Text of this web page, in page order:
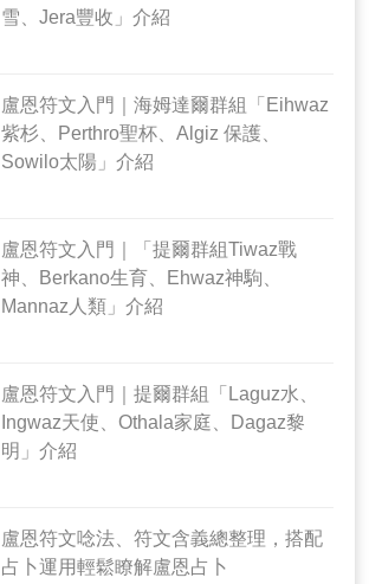
雪、Jera豐收」介紹
盧恩符文入門｜海姆達爾群組「Eihwaz
紫杉、Perthro聖杯、Algiz 保護、
Sowilo太陽」介紹
盧恩符文入門｜「提爾群組Tiwaz戰
神、Berkano生育、Ehwaz神駒、
Mannaz人類」介紹
盧恩符文入門｜提爾群組「Laguz水、
Ingwaz天使、Othala家庭、Dagaz黎
明」介紹
盧恩符文唸法、符文含義總整理，搭配
占卜運用輕鬆瞭解盧恩占卜